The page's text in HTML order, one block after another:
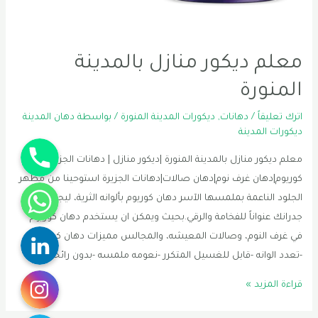
معلم ديكور منازل بالمدينة
المنورة
اترك تعليقاً / دهانات, ديكورات المدينة المنورة / بواسطة دهان المدينة
ديكورات المدينة
معلم ديكور منازل بالمدينة المنورة |ديكور منازل | دهانات الجزيره
كوريوم|دهان غرف نوم|دهان صالات|دهانات الجزيرة استوحينا من مظهر
الجلود الناعمة بملمسها الآسر دهان كوريوم بألوانه الثرية، ليجعل من
جدرانك عنواناً للفخامة والرقي.بحيث ويمكن ان يستخدم دهان كوريوم
في غرف النوم، وصالات المعيشه، والمجالس مميزات دهان كوريوم
-تعدد الوانه -قابل للغسيل المتكرر -نعومه ملمسه -بدون رائحه …
معلم
قراءة المزيد »
Phone
WhatsApp
Linkedin
Instagram
Twitter